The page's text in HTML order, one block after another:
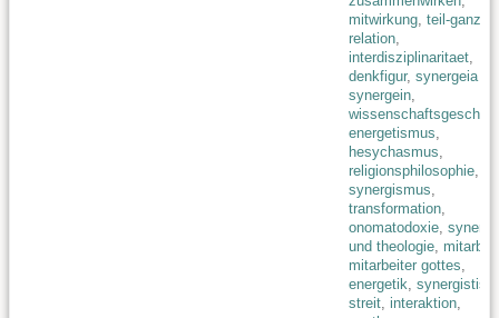
mitwirkung, teil-
relation,
interdisziplinaritaet,
denkfigur, synergeia
synergein,
energetismus,
hesychasmus,
religionsphilosophie,
synergismus,
transformation,
onomatodoxie,
und theologie, mitarbeit
mitarbeiter gottes,
energetik,
streit, interaktion,